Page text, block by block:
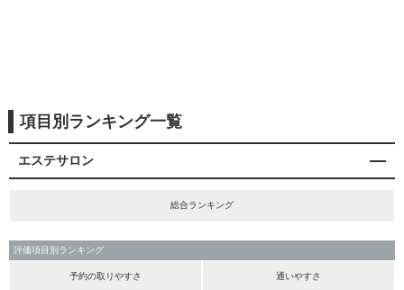
項目別ランキング一覧
エステサロン
総合ランキング
評価項目別ランキング
予約の取りやすさ 通いやすさ